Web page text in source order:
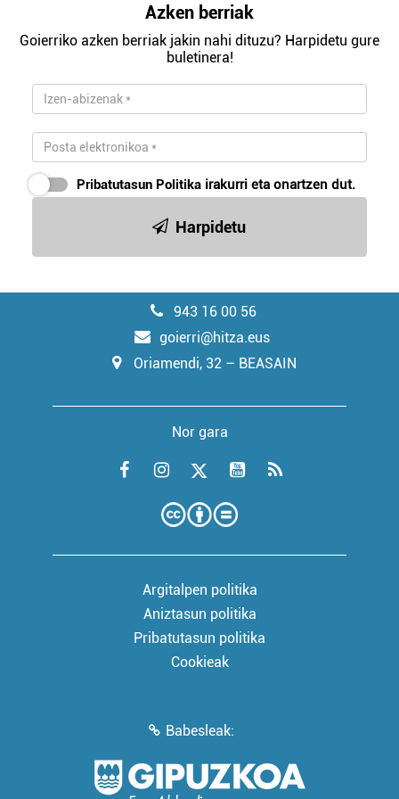
Azken berriak
Goierriko azken berriak jakin nahi dituzu? Harpidetu gure
buletinera!
Pribatutasun Politika irakurri eta onartzen dut.
Harpidetu
943 16 00 56
goierri@hitza.eus
Oriamendi, 32 – BEASAIN
Nor gara
Argitalpen politika
Aniztasun politika
Pribatutasun politika
Cookieak
Babesleak: